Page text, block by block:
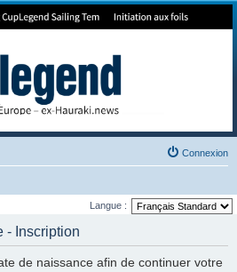
Connexion
Langue :
- Inscription
de naissance afin de continuer votre